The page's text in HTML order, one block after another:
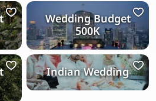
Wedding Budget
500K
Indian Wedding